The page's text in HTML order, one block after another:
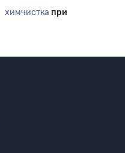
химчистка при